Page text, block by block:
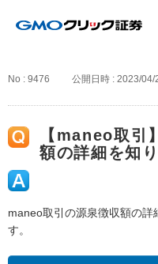
No : 9476 公開日時 : 2023/04/
【maneo取引
額の詳細を知り
maneo取引の源泉徴収額の詳
す。